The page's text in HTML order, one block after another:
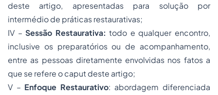
deste artigo, apresentadas para solução por
intermédio de práticas restaurativas;
IV –Sessão Restaurativa: todo e qualquer encontro,
inclusive os preparatórios ou de acompanhamento,
entre as pessoas diretamente envolvidas nos fatos a
que se refere o caput deste artigo;
V – Enfoque Restaurativo: abordagem diferenciada